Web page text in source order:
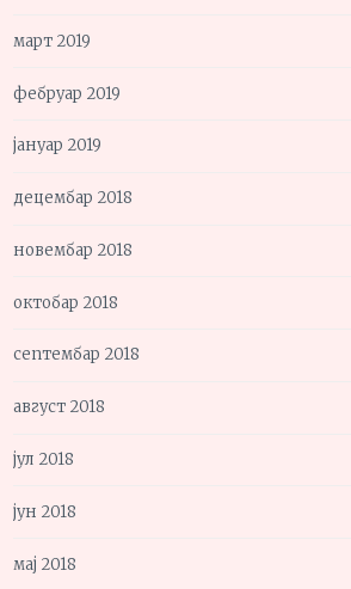
март 2019
фебруар 2019
јануар 2019
децембар 2018
новембар 2018
октобар 2018
септембар 2018
август 2018
јул 2018
јун 2018
мај 2018